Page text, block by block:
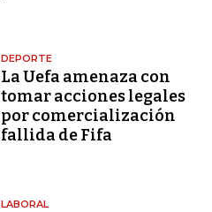
DEPORTE
La Uefa amenaza con
tomar acciones legales
por comercialización
fallida de Fifa
LABORAL